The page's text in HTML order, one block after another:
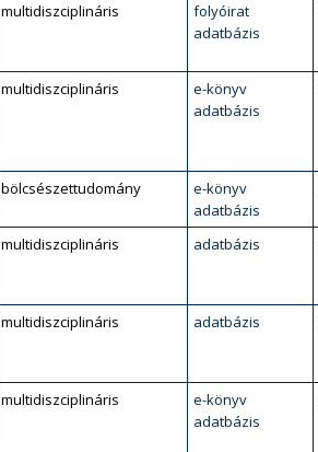
multidiszciplináris
folyóirat
adatbázis
multidiszciplináris
e-könyv
adatbázis
bölcsészettudomány
e-könyv
adatbázis
multidiszciplináris adatbázis
multidiszciplináris adatbázis
multidiszciplináris
e-könyv
adatbázis